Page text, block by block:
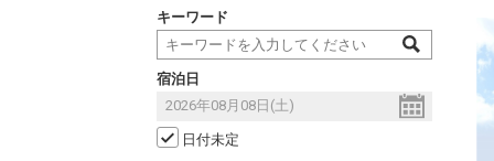
キーワード
宿泊日
日付未定